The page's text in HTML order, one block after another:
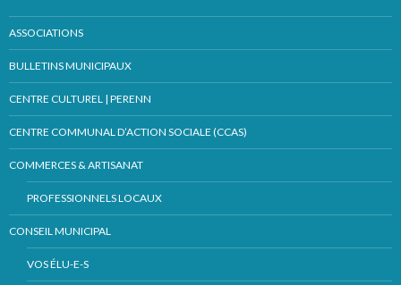
ASSOCIATIONS
BULLETINS MUNICIPAUX
CENTRE CULTUREL | PERENN
CENTRE COMMUNAL D’ACTION SOCIALE (CCAS)
COMMERCES & ARTISANAT
PROFESSIONNELS LOCAUX
CONSEIL MUNICIPAL
VOS ÉLU-E-S